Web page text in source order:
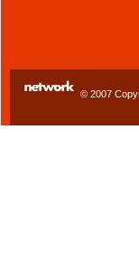
© 2007